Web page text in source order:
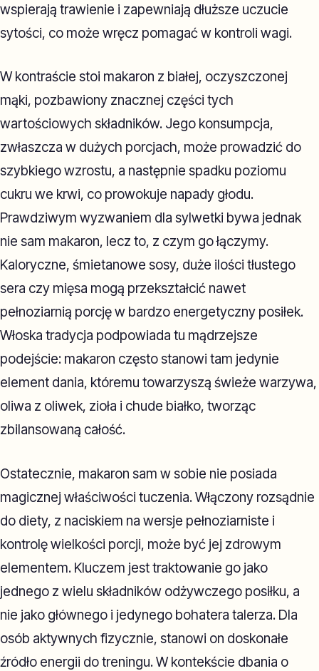
wspierają trawienie i zapewniają dłuższe uczucie
sytości, co może wręcz pomagać w kontroli wagi.
W kontraście stoi makaron z białej, oczyszczonej
mąki, pozbawiony znacznej części tych
wartościowych składników. Jego konsumpcja,
zwłaszcza w dużych porcjach, może prowadzić do
szybkiego wzrostu, a następnie spadku poziomu
cukru we krwi, co prowokuje napady głodu.
Prawdziwym wyzwaniem dla sylwetki bywa jednak
nie sam makaron, lecz to, z czym go łączymy.
Kaloryczne, śmietanowe sosy, duże ilości tłustego
sera czy mięsa mogą przekształcić nawet
pełnoziarnią porcję w bardzo energetyczny posiłek.
Włoska tradycja podpowiada tu mądrzejsze
podejście: makaron często stanowi tam jedynie
element dania, któremu towarzyszą świeże warzywa,
oliwa z oliwek, zioła i chude białko, tworząc
zbilansowaną całość.
Ostatecznie, makaron sam w sobie nie posiada
magicznej właściwości tuczenia. Włączony rozsądnie
do diety, z naciskiem na wersje pełnoziarniste i
kontrolę wielkości porcji, może być jej zdrowym
elementem. Kluczem jest traktowanie go jako
jednego z wielu składników odżywczego posiłku, a
nie jako głównego i jedynego bohatera talerza. Dla
osób aktywnych fizycznie, stanowi on doskonałe
źródło energii do treningu. W kontekście dbania o